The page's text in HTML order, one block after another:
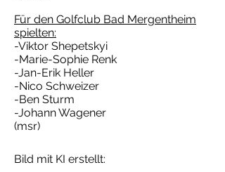
Für den Golfclub Bad Mergentheim
spielten:
-Viktor Shepetskyi
-Marie-Sophie Renk
-Jan-Erik Heller
-Nico Schweizer
-Ben Sturm
-Johann Wagener
(msr)
Bild mit KI erstellt: